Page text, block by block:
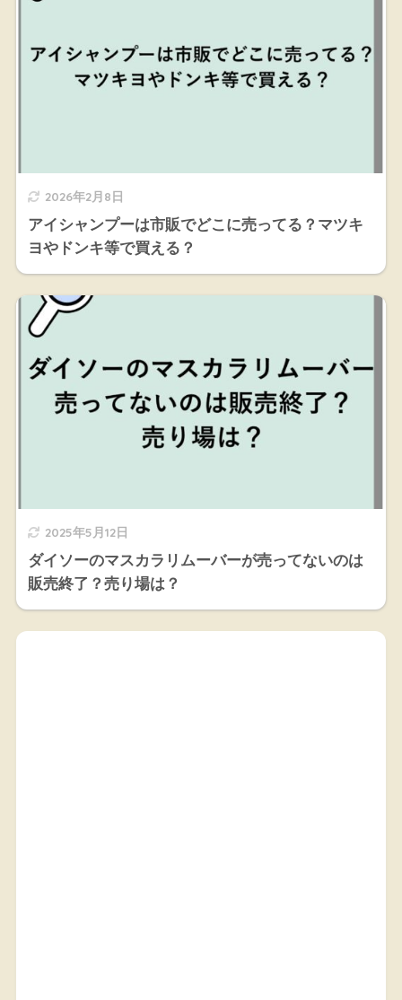
2026年2月8日
アイシャンプーは市販でどこに売ってる？マツキ
ヨやドンキ等で買える？
2025年5月12日
ダイソーのマスカラリムーバーが売ってないのは
販売終了？売り場は？